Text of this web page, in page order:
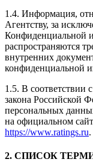
1.4. Информация,
Агентству, за
Конфиденциальной
распространяются
внутренних
конфиденциальной
1.5. В соответствии
закона Российской
персональных
на официальном
https://www.ratings.ru.
2. СПИСОК